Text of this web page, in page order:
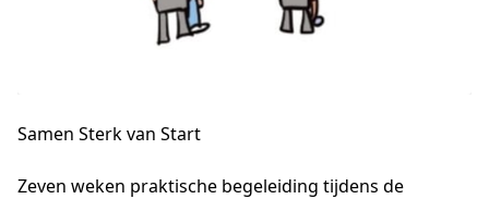
Samen Sterk van Start
Zeven weken praktische begeleiding tijdens de